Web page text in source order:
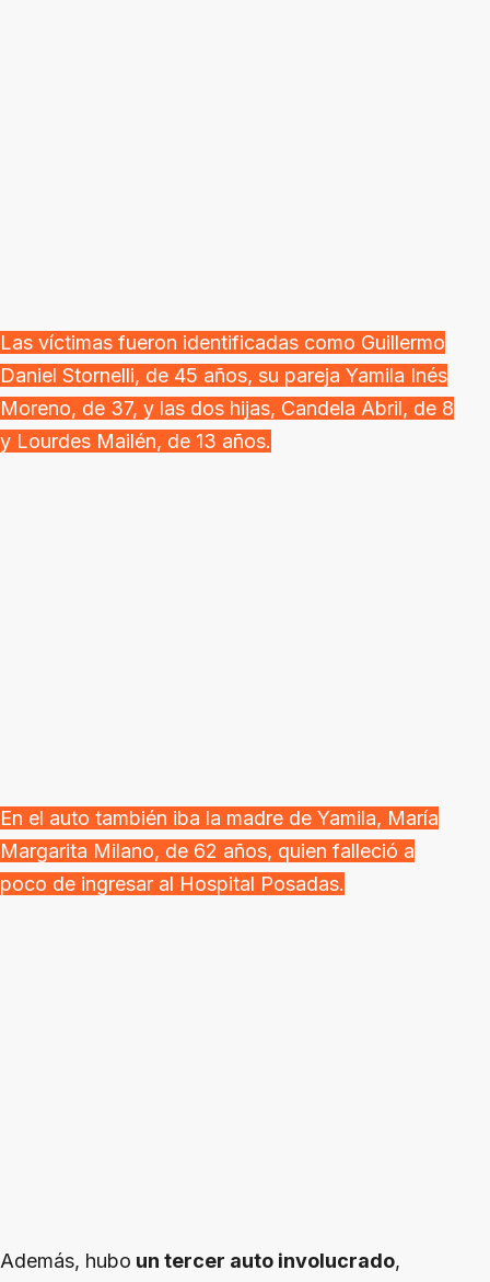
Las víctimas fueron identificadas como Guillermo
Daniel Stornelli, de 45 años, su pareja Yamila Inés
Moreno, de 37, y las dos hijas, Candela Abril, de 8
y Lourdes Mailén, de 13 años.
En el auto también iba la madre de Yamila, María
Margarita Milano, de 62 años, quien falleció a
poco de ingresar al Hospital Posadas.
Además, hubo un tercer auto involucrado,